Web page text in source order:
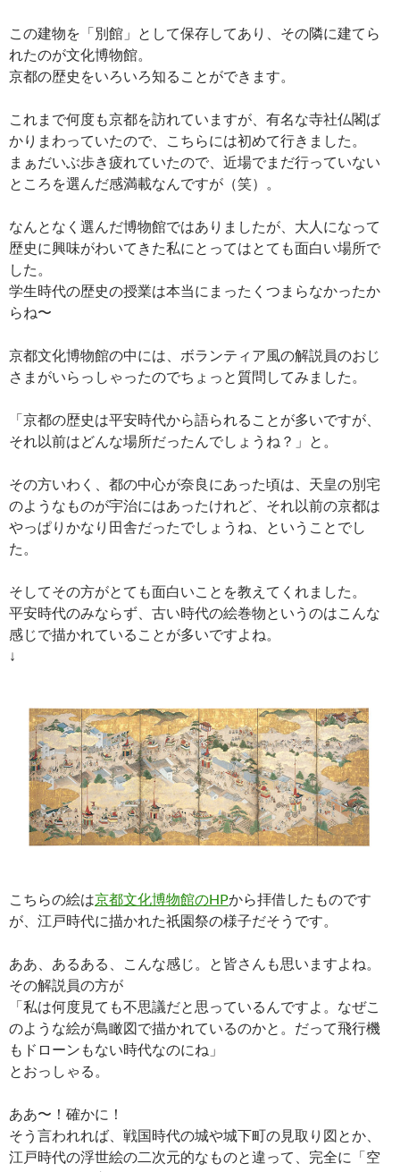
この建物を「別館」として保存してあり、その隣に建てら
れたのが文化博物館。
京都の歴史をいろいろ知ることができます。
これまで何度も京都を訪れていますが、有名な寺社仏閣ば
かりまわっていたので、こちらには初めて行きました。
まぁだいぶ歩き疲れていたので、近場でまだ行っていない
ところを選んだ感満載なんですが（笑）。
なんとなく選んだ博物館ではありましたが、大人になって
歴史に興味がわいてきた私にとってはとても面白い場所で
した。
学生時代の歴史の授業は本当にまったくつまらなかったか
らね〜
京都文化博物館の中には、ボランティア風の解説員のおじ
さまがいらっしゃったのでちょっと質問してみました。
「京都の歴史は平安時代から語られることが多いですが、
それ以前はどんな場所だったんでしょうね？」と。
その方いわく、都の中心が奈良にあった頃は、天皇の別宅
のようなものが宇治にはあったけれど、それ以前の京都は
やっぱりかなり田舎だったでしょうね、ということでし
た。
そしてその方がとても面白いことを教えてくれました。
平安時代のみならず、古い時代の絵巻物というのはこんな
感じで描かれていることが多いですよね。
↓
こちらの絵は京都文化博物館のHPから拝借したものです
が、江戸時代に描かれた祇園祭の様子だそうです。
ああ、あるある、こんな感じ。と皆さんも思いますよね。
その解説員の方が
「私は何度見ても不思議だと思っているんですよ。なぜこ
のような絵が鳥瞰図で描かれているのかと。だって飛行機
もドローンもない時代なのにね」
とおっしゃる。
ああ〜！確かに！
そう言われれば、戦国時代の城や城下町の見取り図とか、
江戸時代の浮世絵の二次元的なものと違って、完全に「空